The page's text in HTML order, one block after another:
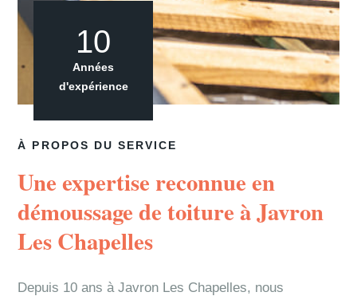
À PROPOS DU SERVICE
Une expertise reconnue en
démoussage de toiture à Javron
Les Chapelles
Depuis 10 ans à Javron Les Chapelles, nous
10
Années
d'expérience